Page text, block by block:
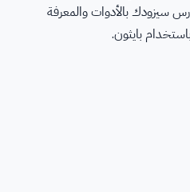
سيزودك بالأدوات والمعرفة
بايثون.